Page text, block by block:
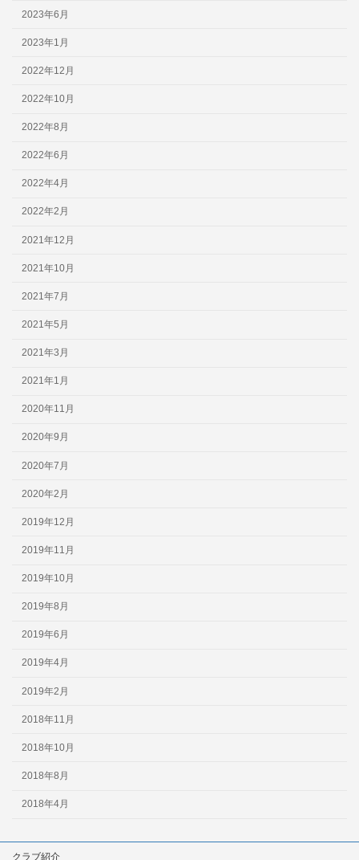
2023年6月
2023年1月
2022年12月
2022年10月
2022年8月
2022年6月
2022年4月
2022年2月
2021年12月
2021年10月
2021年7月
2021年5月
2021年3月
2021年1月
2020年11月
2020年9月
2020年7月
2020年2月
2019年12月
2019年11月
2019年10月
2019年8月
2019年6月
2019年4月
2019年2月
2018年11月
2018年10月
2018年8月
2018年4月
クラブ紹介